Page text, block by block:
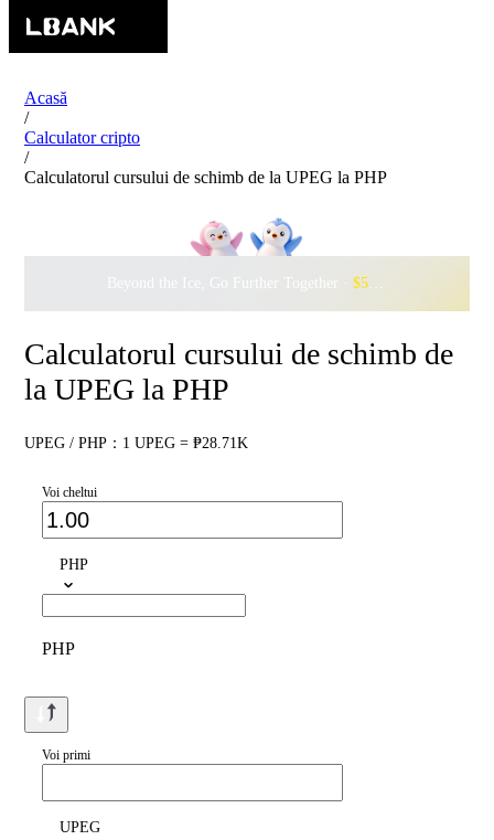
Acasă
/
Calculator cripto
/
Calculatorul cursului de schimb de la UPEG la PHP
Beyond the Ice, Go Further Together · $500,000
Calculatorul cursului de schimb de
la UPEG la PHP
UPEG / PHP：1 UPEG = ₱28.71K
Voi cheltui
PHP
PHP
Voi primi
UPEG